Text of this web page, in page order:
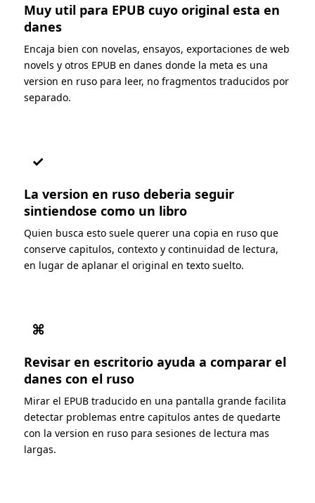
Muy util para EPUB cuyo original esta en
danes
Encaja bien con novelas, ensayos, exportaciones de web
novels y otros EPUB en danes donde la meta es una
version en ruso para leer, no fragmentos traducidos por
separado.
✓
La version en ruso deberia seguir
sintiendose como un libro
Quien busca esto suele querer una copia en ruso que
conserve capitulos, contexto y continuidad de lectura,
en lugar de aplanar el original en texto suelto.
⌘
Revisar en escritorio ayuda a comparar el
danes con el ruso
Mirar el EPUB traducido en una pantalla grande facilita
detectar problemas entre capitulos antes de quedarte
con la version en ruso para sesiones de lectura mas
largas.